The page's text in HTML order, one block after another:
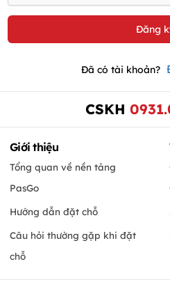
Đã có tài khoản?
CSKH
Giới thiệu
Tổng quan về nền tảng
PasGo
Hướng dẫn đặt chỗ
Câu hỏi thường gặp khi đặt
chỗ